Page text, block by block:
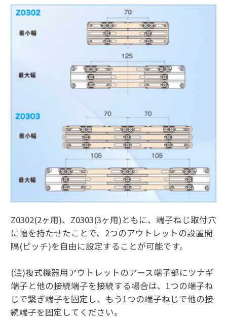
Z0302(2ヶ用)、Z0303(3ヶ用)ともに、端子ねじ取付穴
に幅を持たせたことで、2つのアウトレットの設置間
隔(ピッチ)を自由に設定することが可能です。
(注)複式機器用アウトレットのアース端子部にツナギ
端子と他の接続端子を接続する場合は、1つの端子ね
じで繋ぎ端子を固定し、もう1つの端子ねじで他の接
続端子を固定してください。